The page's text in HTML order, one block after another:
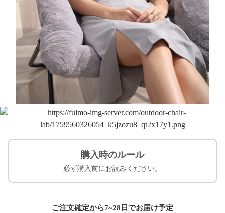
購入時のルール
必ず購入前にお読みください。
ご注文確定から7~28日でお届け予定